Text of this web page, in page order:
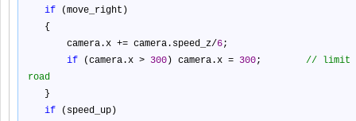
if (move_right)
{
camera.x += camera.speed_z/6;
if (camera.x > 300 ) camera.x = 300; // limit
road
}
if (speed_up)